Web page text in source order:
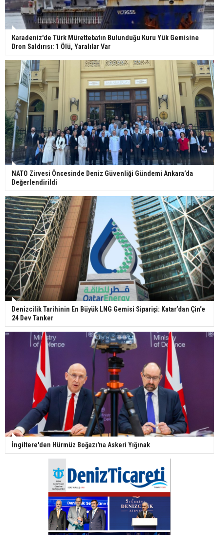
Karadeniz'de Türk Mürettebatın Bulunduğu Kuru Yük Gemisine
Dron Saldırısı: 1 Ölü, Yaralılar Var
NATO Zirvesi Öncesinde Deniz Güvenliği Gündemi Ankara’da
Değerlendirildi
Denizcilik Tarihinin En Büyük LNG Gemisi Siparişi: Katar’dan Çin’e
24 Dev Tanker
İngiltere'den Hürmüz Boğazı'na Askeri Yığınak